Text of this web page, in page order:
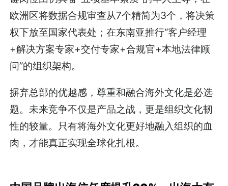
欧洲区将数据合规审查从7个精简为3个，将决策
权下放至国家代表处；在东南亚推行“客户经理
+解决方案专家+交付专家+合规官+本地法律顾
问”的组织架构。
摒弃总部的优越感，尊重和融合海外文化是必选
题。未来竞争不仅是产品之战，更是组织文化韧
性的较量。只有将海外文化更好地融入组织的血
肉，才能真正实现全球化扎根。